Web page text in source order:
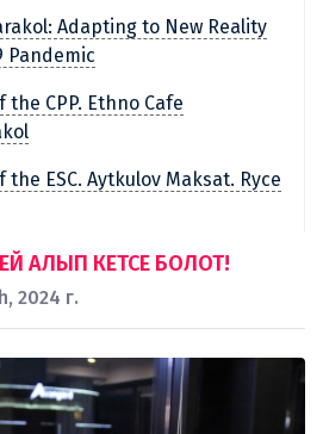
Adapting to New Reality
Pandemic
CPP. Ethno Cafe
ESC. Aytkulov Maksat. Ryce
АЛЫП КЕТСЕ БОЛОТ!
2024 г.